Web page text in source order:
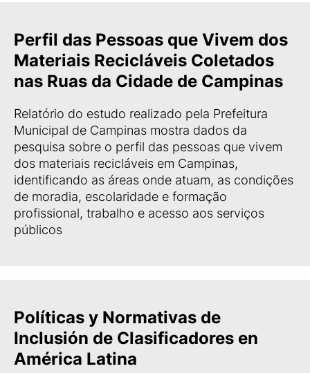
Perfil das Pessoas que Vivem dos
Materiais Recicláveis Coletados
nas Ruas da Cidade de Campinas
Relatório do estudo realizado pela Prefeitura
Municipal de Campinas mostra dados da
pesquisa sobre o perfil das pessoas que vivem
dos materiais recicláveis em Campinas,
identificando as áreas onde atuam, as condições
de moradia, escolaridade e formação
profissional, trabalho e acesso aos serviços
públicos
Políticas y Normativas de
Inclusión de Clasificadores en
América Latina